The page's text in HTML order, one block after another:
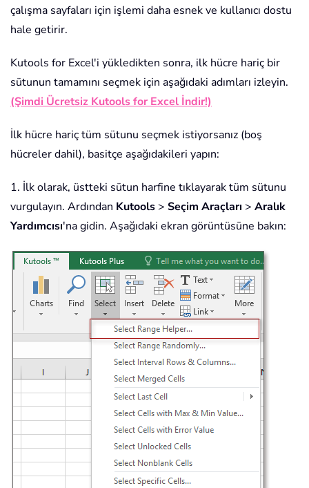
çalışma sayfaları için işlemi daha esnek ve kullanıcı dostu
hale getirir.
Kutools for Excel'i yükledikten sonra, ilk hücre hariç bir
sütunun tamamını seçmek için aşağıdaki adımları izleyin.
(Şimdi Ücretsiz Kutools for Excel İndir!)
İlk hücre hariç tüm sütunu seçmek istiyorsanız (boş
hücreler dahil), basitçe aşağıdakileri yapın:
1. İlk olarak, üstteki sütun harfine tıklayarak tüm sütunu
vurgulayın. Ardından Kutools > Seçim Araçları > Aralık
Yardımcısı'na gidin. Aşağıdaki ekran görüntüsüne bakın: